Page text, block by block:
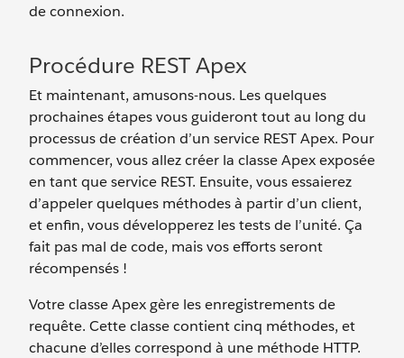
de connexion.
Procédure REST Apex
Et maintenant, amusons-nous. Les quelques
prochaines étapes vous guideront tout au long du
processus de création d’un service REST Apex. Pour
commencer, vous allez créer la classe Apex exposée
en tant que service REST. Ensuite, vous essaierez
d’appeler quelques méthodes à partir d’un client,
et enfin, vous développerez les tests de l’unité. Ça
fait pas mal de code, mais vos efforts seront
récompensés !
Votre classe Apex gère les enregistrements de
requête. Cette classe contient cinq méthodes, et
chacune d’elles correspond à une méthode HTTP.